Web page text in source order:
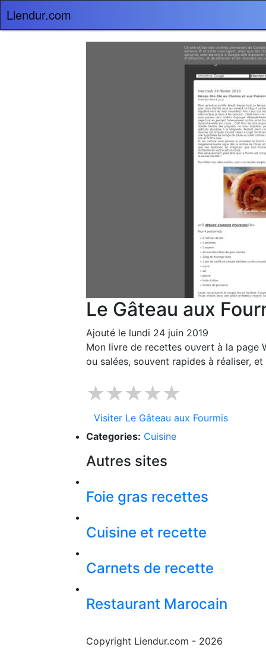
Liendur.com
Le Gâteau aux
Ajouté le lundi 24 juin 2019
Mon livre de recettes ouvert à la page
ou salées, souvent rapides à réaliser,
★★★★★
Visiter Le Gâteau aux Fourmis
Categories: Cuisine
Autres sites
Foie gras recettes
Cuisine et recette
Carnets de recette
Restaurant Marocain
Copyright Liendur.com - 2026